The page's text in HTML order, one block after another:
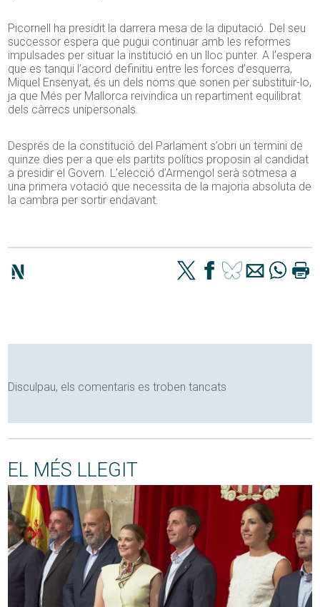
Picornell ha presidit la darrera mesa de la diputació. Del seu
successor espera que pugui continuar amb les reformes
impulsades per situar la institució en un lloc punter. A l’espera
que es tanqui l’acord definitiu entre les forces d’esquerra,
Miquel Ensenyat, és un dels noms que sonen per substituir-lo,
ja que Més per Mallorca reivindica un repartiment equilibrat
dels càrrecs unipersonals.
Després de la constitució del Parlament s’obri un termini de
quinze dies per a que els partits polítics proposin al candidat
a presidir el Govern. L’elecció d’Armengol serà sotmesa a
una primera votació que necessita de la majoria absoluta de
la cambra per sortir endavant.
Disculpau, els comentaris es troben tancats
EL MÉS LLEGIT